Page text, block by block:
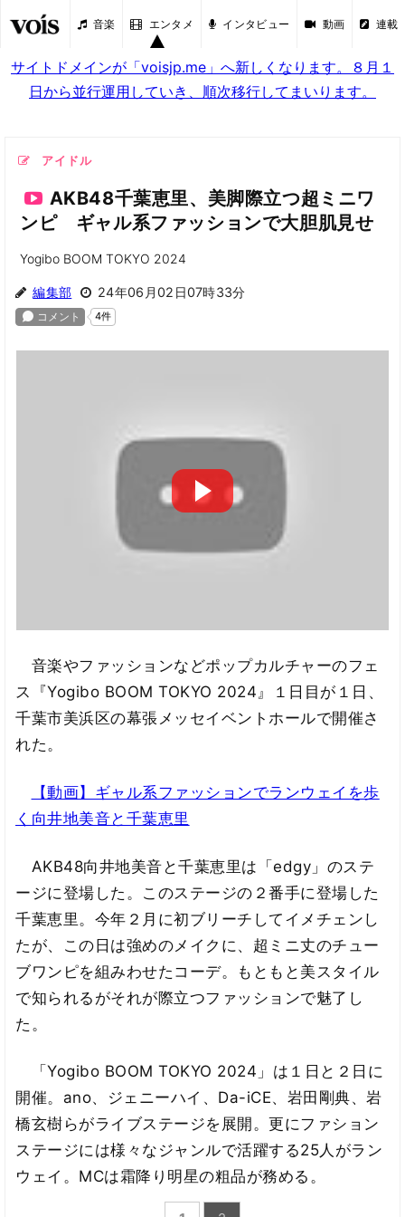
音楽 エンタメ インタビュー 動画 連載
サイトドメインが「voisjp.me」へ新しくなります。８月１
日から並行運用していき、順次移行してまいります。
アイドル
AKB48千葉恵里、美脚際立つ超ミニワ
ンピ ギャル系ファッションで大胆肌見せ
Yogibo BOOM TOKYO 2024
編集部 24年06月02日07時33分
音楽やファッションなどポップカルチャーのフェ
ス『Yogibo BOOM TOKYO 2024』１日目が１日、
千葉市美浜区の幕張メッセイベントホールで開催さ
れた。
【動画】ギャル系ファッションでランウェイを歩
く向井地美音と千葉恵里
AKB48向井地美音と千葉恵里は「edgy」のステ
ージに登場した。このステージの２番手に登場した
千葉恵里。今年２月に初ブリーチしてイメチェンし
たが、この日は強めのメイクに、超ミニ丈のチュー
ブワンピを組みわせたコーデ。もともと美スタイル
で知られるがそれが際立つファッションで魅了し
た。
「Yogibo BOOM TOKYO 2024」は１日と２日に
開催。ano、ジェニーハイ、Da-iCE、岩田剛典、岩
橋玄樹らがライブステージを展開。更にファション
ステージには様々なジャンルで活躍する25人がラン
ウェイ。MCは霜降り明星の粗品が務める。